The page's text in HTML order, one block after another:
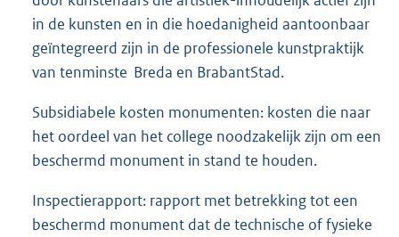
in de kunsten en in die hoedanigheid aantoonbaar
geïntegreerd zijn in de professionele kunstpraktijk
van tenminste Breda en BrabantStad.
Subsidiabele kosten monumenten: kosten die naar
het oordeel van het college noodzakelijk zijn om een
beschermd monument in stand te houden.
Inspectierapport: rapport met betrekking tot een
beschermd monument dat de technische of fysieke